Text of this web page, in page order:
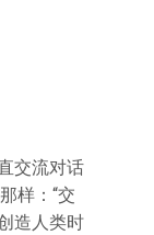
交流对话
样：“交
造人类时